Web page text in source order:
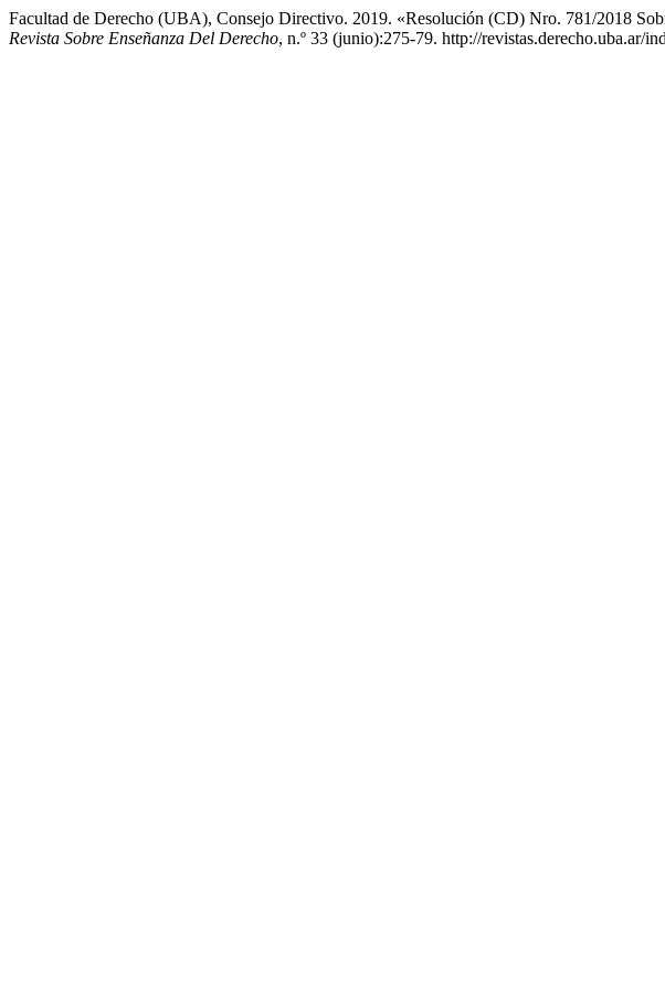
Facultad de Derecho (UBA), Consejo Directivo. 2019. «Resolución (CD) Nro. 781/2018
Revista Sobre Enseñanza Del Derecho, n.º 33 (junio):275-79. http://revistas.derecho.uba.ar/